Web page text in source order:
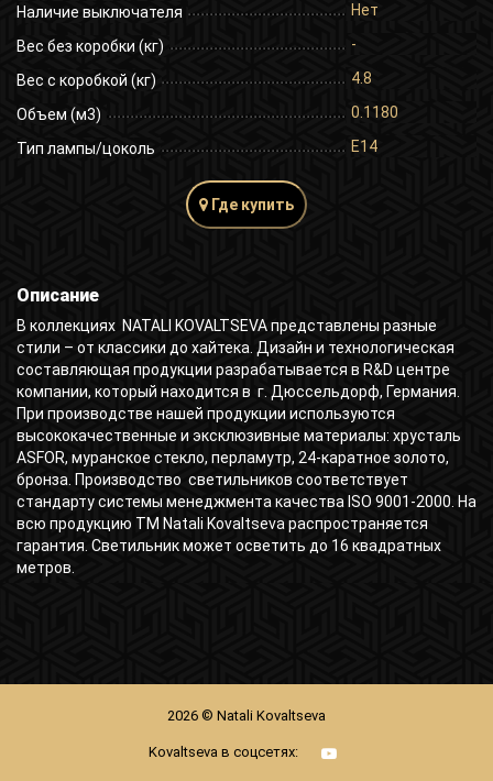
Наличие выключателя Нет
Вес без коробки (кг) -
Вес с коробкой (кг) 4.8
Объем (м3) 0.1180
Тип лампы/цоколь E14
Где купить
Описание
В коллекциях NATALI KOVALTSEVA представлены разные
стили – от классики до хайтека. Дизайн и технологическая
составляющая продукции разрабатывается в R&D центре
компании, который находится в г. Дюссельдорф, Германия.
При производстве нашей продукции используются
высококачественные и эксклюзивные материалы: хрусталь
ASFOR, муранское стекло, перламутр, 24-каратное золото,
бронза. Производство светильников соответствует
стандарту системы менеджмента качества ISO 9001-2000. На
всю продукцию ТМ Natali Kovaltseva распространяется
гарантия. Светильник может осветить до 16 квадратных
метров.
2026 © Natali Kovaltseva
Kovaltseva в соцсетях: